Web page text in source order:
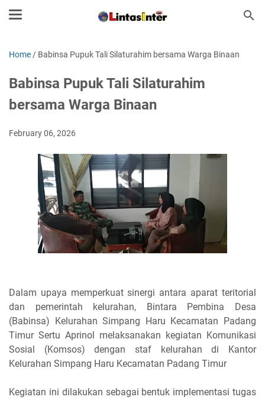
Home / Babinsa Pupuk Tali Silaturahim bersama Warga Binaan
Babinsa Pupuk Tali Silaturahim
bersama Warga Binaan
February 06, 2026
Dalam upaya memperkuat sinergi antara aparat teritorial
dan pemerintah kelurahan, Bintara Pembina Desa
(Babinsa) Kelurahan Simpang Haru Kecamatan Padang
Timur Sertu Aprinol melaksanakan kegiatan Komunikasi
Sosial (Komsos) dengan staf kelurahan di Kantor
Kelurahan Simpang Haru Kecamatan Padang Timur
Kegiatan ini dilakukan sebagai bentuk implementasi tugas